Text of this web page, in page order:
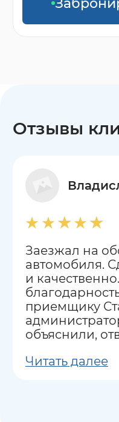
Отзывы
Заезжал на
автомобиля.
и
приемщику
объяснили,
Читать далее